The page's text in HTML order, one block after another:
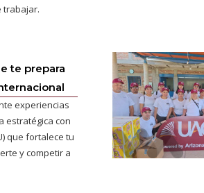
trabajar.
te prepara
experiencias
estratégica con
que fortalece tu
y competir a